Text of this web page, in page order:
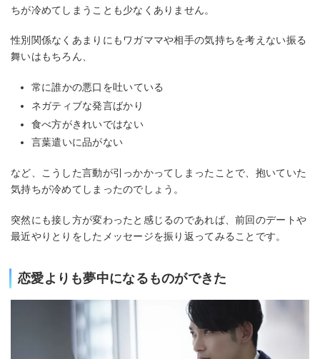
ちが冷めてしまうことも少なくありません。
性別関係なくあまりにもワガママや相手の気持ちを考えない振る
舞いはもちろん、
常に誰かの悪口を吐いている
ネガティブな発言ばかり
食べ方がきれいではない
言葉遣いに品がない
など、こうした言動が引っかかってしまったことで、抱いていた
気持ちが冷めてしまったのでしょう。
突然にも接し方が変わったと感じるのであれば、前回のデートや
最近やりとりをしたメッセージを振り返ってみることです。
恋愛よりも夢中になるものができた